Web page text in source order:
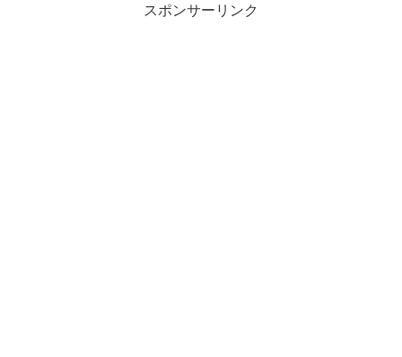
スポンサーリンク